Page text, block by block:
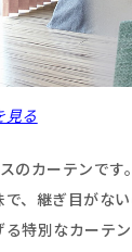
見る
のカーテンです
で、継ぎ目がな
特別なカーテン